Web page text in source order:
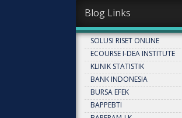
Blog Links
SOLUSI RISET ONLINE
ECOURSE I-DEA INSTITUTE
KLINIK STATISTIK
BANK INDONESIA
BURSA EFEK
BAPPEBTI